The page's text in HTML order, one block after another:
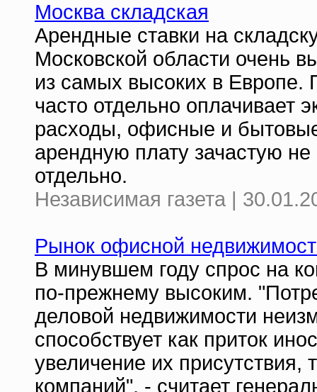
Москва складская
Арендные ставки на
Московской области очень
из самых высоких в
часто отдельно оплачивает
расходы, офисные и
арендную плату зачастую
отдельно.
Независимая газета |
Рынок офисной
В минувшем году спрос на
по-прежнему высоким.
деловой недвижимости
способствует как приток
увеличение их присутствия,
компаний", - считает